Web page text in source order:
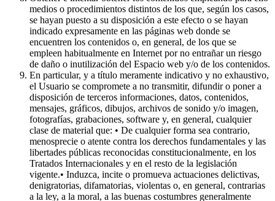
medios o procedimientos distintos de los que, según los casos,
se hayan puesto a su disposición a este efecto o se hayan
indicado expresamente en las páginas web donde se
encuentren los contenidos o, en general, de los que se
empleen habitualmente en Internet por no entrañar un riesgo
de daño o inutilización del Espacio web y/o de los contenidos.
En particular, y a título meramente indicativo y no exhaustivo,
el Usuario se compromete a no transmitir, difundir o poner a
disposición de terceros informaciones, datos, contenidos,
mensajes, gráficos, dibujos, archivos de sonido y/o imagen,
fotografías, grabaciones, software y, en general, cualquier
clase de material que: • De cualquier forma sea contrario,
menosprecie o atente contra los derechos fundamentales y las
libertades públicas reconocidas constitucionalmente, en los
Tratados Internacionales y en el resto de la legislación
vigente.• Induzca, incite o promueva actuaciones delictivas,
denigratorias, difamatorias, violentas o, en general, contrarias
a la ley, a la moral, a las buenas costumbres generalmente